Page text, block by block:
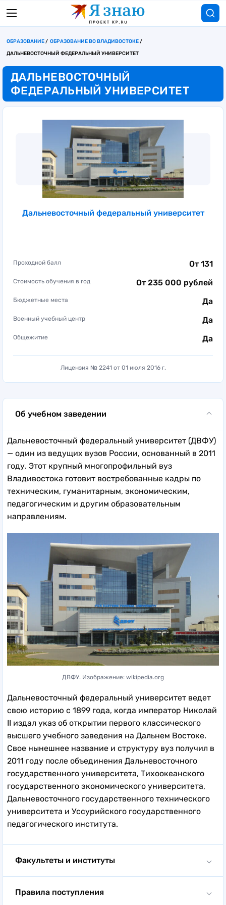
ОБРАЗОВАНИЕ
ОБРАЗОВАНИЕ ВО ВЛАДИВОСТОКЕ
ДАЛЬНЕВОСТОЧНЫЙ ФЕДЕРАЛЬНЫЙ УНИВЕРСИТЕТ
ДАЛЬНЕВОСТОЧНЫЙ
ФЕДЕРАЛЬНЫЙ УНИВЕРСИТЕТ
Дальневосточный федеральный университет
Проходной балл От 131
Стоимость обучения в год От 235 000 рублей
Бюджетные места Да
Военный учебный центр Да
Общежитие Да
Лицензия № 2241 от 01 июля 2016 г.
Об учебном заведении
Дальневосточный федеральный университет (ДВФУ)
— один из ведущих вузов России, основанный в 2011
году. Этот крупный многопрофильный вуз
Владивостока готовит востребованные кадры по
техническим, гуманитарным, экономическим,
педагогическим и другим образовательным
направлениям.
ДВФУ. Изображение: wikipedia.org
Дальневосточный федеральный университет ведет
свою историю с 1899 года, когда император Николай
II издал указ об открытии первого классического
высшего учебного заведения на Дальнем Востоке.
Свое нынешнее название и структуру вуз получил в
2011 году после объединения Дальневосточного
государственного университета, Тихоокеанского
государственного экономического университета,
Дальневосточного государственного технического
университета и Уссурийского государственного
педагогического института.
Факультеты и институты
Правила поступления